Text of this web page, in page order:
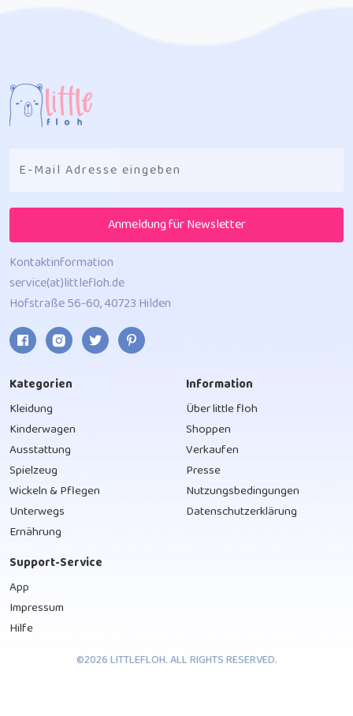
Anmeldung für Newsletter
Kontaktinformation
service(at)littlefloh.de
Hofstraße 56-60, 40723 Hilden
Kategorien
Kleidung
Kinderwagen
Ausstattung
Spielzeug
Wickeln & Pflegen
Unterwegs
Ernährung
Information
Über little floh
Shoppen
Verkaufen
Presse
Nutzungsbedingungen
Datenschutzerklärung
Support-Service
App
Impressum
Hilfe
©2026 LITTLEFLOH. ALL RIGHTS RESERVED.